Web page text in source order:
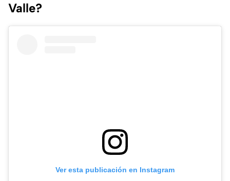
Valle?
Ver esta publicación en Instagram